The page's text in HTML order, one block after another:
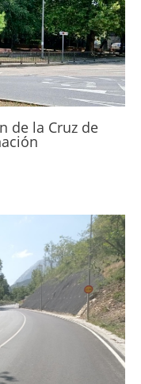
de la Cruz de